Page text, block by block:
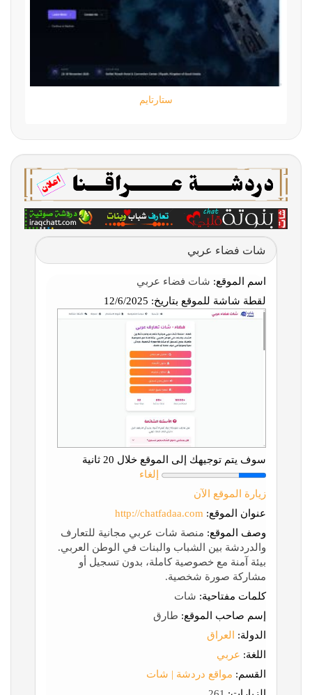
ستارتايم
شات فضاء عربي
اسم الموقع: شات فضاء عربي
لقطة شاشة للموقع بتاريخ:
سوف يتم توجيهك إلى الموقع خلال 20 ثانية
إلغاء
زيارة الموقع الآن
عنوان الموقع: http://chatfadaa.com
وصف الموقع: منصة شات عربي مجانية للتعارف
والدردشة بين الشباب والبنات في الوطن العربي.
بيئة آمنة مع خصوصية كاملة، بدون تسجيل أو
مشاركة صورة شخصية.
كلمات مفتاحية: شات
إسم صاحب الموقع: طارق
الدولة:
العراق
اللغة: عربي
القسم: مواقع دردشة | شات